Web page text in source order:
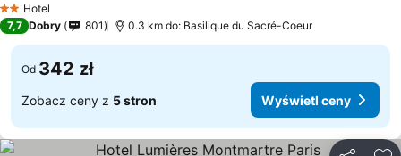
2 Kategoria
Hotel
7,7 Dobry 801 0.3 km do: Basilique du Sacré-Coeur
Od 342 zł
Zobacz ceny z 5 stron Wyświetl ceny